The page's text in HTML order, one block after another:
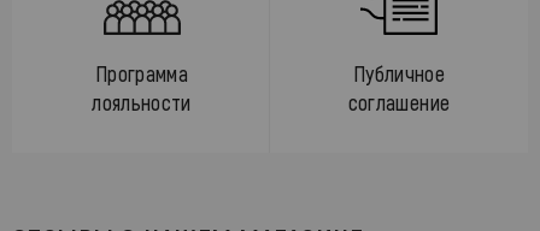
Программа
лояльности
Публичное
соглашение